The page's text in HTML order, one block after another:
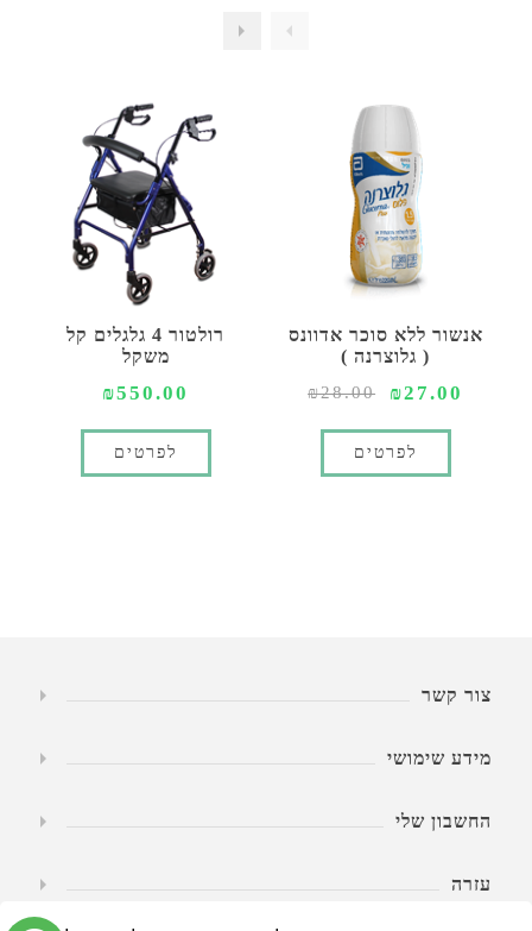
אנשור ללא סוכר אדוונס
( גלוצרנה )
₪27.00
₪28.00
לפרטים
רולטור 4 גלגלים קל
משקל
₪550.00
לפרטים
צור קשר
מידע שימושי
החשבון שלי
עזרה